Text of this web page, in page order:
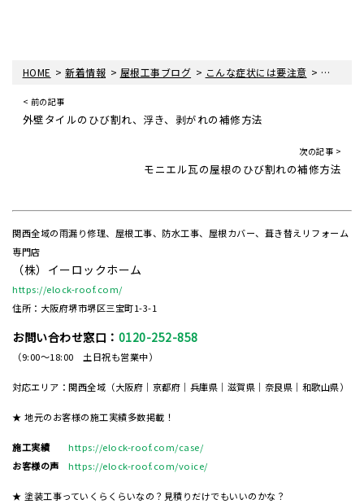
HOME >新着情報 > 屋根工事ブログ > こんな症状には要注意 > 瓦屋根
< 前の記事
外壁タイルのひび割れ、浮き、剥がれの補修方法
次の記事 >
モニエル瓦の屋根のひび割れの補修方法
関西全域の雨漏り修理、屋根工事、防水工事、屋根カバー、葺き替えリフォーム
専門店
（株）イーロックホーム
https://elock-roof.com/
住所：大阪府堺市堺区三宝町1-3-1
お問い合わせ窓口： 0120-252-858
（9:00～18:00 土日祝も営業中）
対応エリア：関西全域（大阪府｜京都府｜兵庫県｜滋賀県｜奈良県｜和歌山県）
★ 地元のお客様の施工実績多数掲載！
施工実績
https://elock-roof.com/case/
お客様の声
https://elock-roof.com/voice/
★ 塗装工事っていくらくらいなの？見積りだけでもいいのかな？